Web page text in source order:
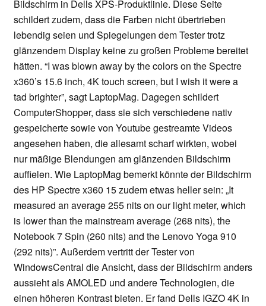
Bildschirm in Dells XPS-Produktlinie. Diese Seite
schildert zudem, dass die Farben nicht übertrieben
lebendig seien und Spiegelungen dem Tester trotz
glänzendem Display keine zu großen Probleme bereitet
hätten. “I was blown away by the colors on the Spectre
x360’s 15.6 inch, 4K touch screen, but I wish it were a
tad brighter”, sagt LaptopMag. Dagegen schildert
ComputerShopper, dass sie sich verschiedene nativ
gespeicherte sowie von Youtube gestreamte Videos
angesehen haben, die allesamt scharf wirkten, wobei
nur mäßige Blendungen am glänzenden Bildschirm
auffielen. Wie LaptopMag bemerkt könnte der Bildschirm
des HP Spectre x360 15 zudem etwas heller sein: „It
measured an average 255 nits on our light meter, which
is lower than the mainstream average (268 nits), the
Notebook 7 Spin (260 nits) and the Lenovo Yoga 910
(292 nits)”. Außerdem vertritt der Tester von
WindowsCentral die Ansicht, dass der Bildschirm anders
aussieht als AMOLED und andere Technologien, die
einen höheren Kontrast bieten. Er fand Dells IGZO 4K in